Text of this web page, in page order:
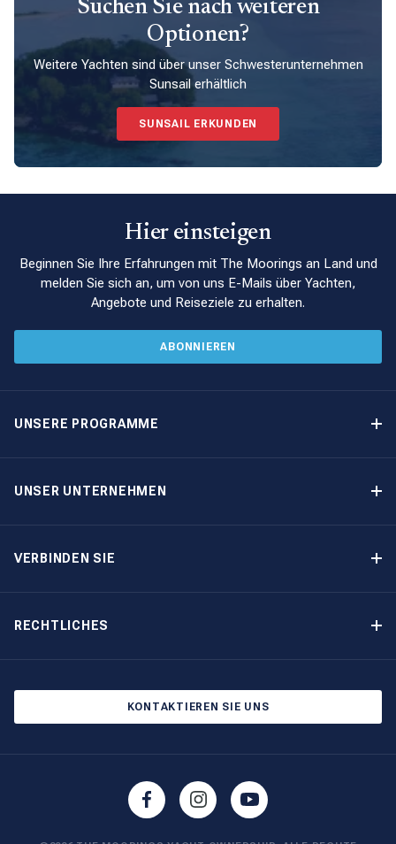
Suchen Sie nach weiteren
Optionen?
Weitere Yachten sind über unser Schwesterunternehmen
Sunsail erhältlich
SUNSAIL ERKUNDEN
Hier einsteigen
Beginnen Sie Ihre Erfahrungen mit The Moorings an Land und
melden Sie sich an, um von uns E-Mails über Yachten,
Angebote und Reiseziele zu erhalten.
ABONNIEREN
UNSERE PROGRAMME
UNSER UNTERNEHMEN
VERBINDEN SIE
RECHTLICHES
KONTAKTIEREN SIE UNS